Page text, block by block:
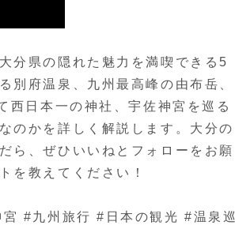
分県の隠れた魅力を満喫できる5
別府温泉、九州最高峰の由布岳、
西日本一の神社、宇佐神宮を巡る
のかを詳しく解説します。大分の
ら、ぜひいいねとフォローをお願
を教えてください！
#九州旅行 #日本の観光 #温泉巡